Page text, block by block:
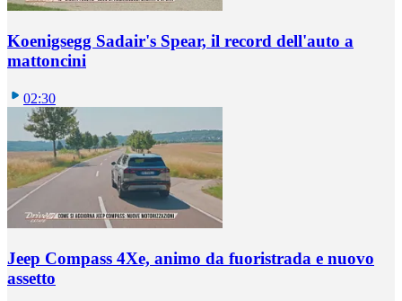
Koenigsegg Sadair's Spear, il record dell'auto a
mattoncini
02:30
Jeep Compass 4Xe, animo da fuoristrada e nuovo
assetto